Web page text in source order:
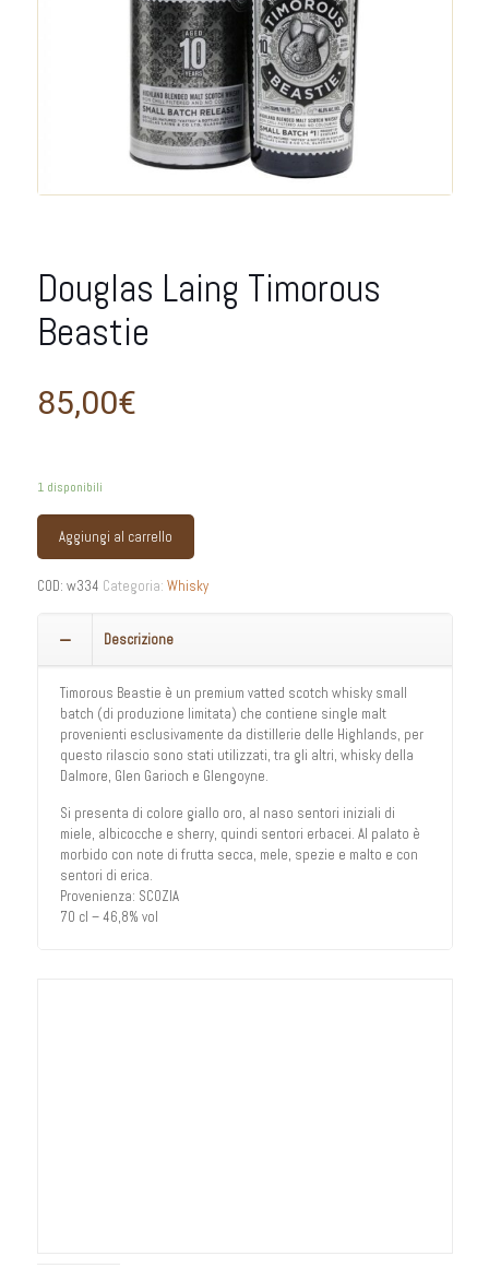
Douglas Laing Timorous
Beastie
85,00€
1 disponibili
Aggiungi al carrello
COD: w334 Categoria: Whisky
Descrizione
Timorous Beastie è un premium vatted scotch whisky small
batch (di produzione limitata) che contiene single malt
provenienti esclusivamente da distillerie delle Highlands, per
questo rilascio sono stati utilizzati, tra gli altri, whisky della
Dalmore, Glen Garioch e Glengoyne.
Si presenta di colore giallo oro, al naso sentori iniziali di
miele, albicocche e sherry, quindi sentori erbacei. Al palato è
morbido con note di frutta secca, mele, spezie e malto e con
sentori di erica.
Provenienza: SCOZIA
70 cl – 46,8% vol